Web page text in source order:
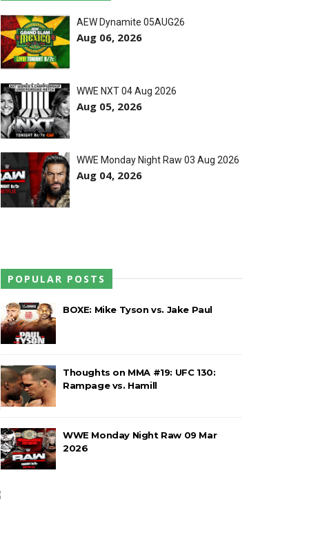
título histórico a Michael Hayes
Heavyweight Championship
Championship
Monies on a Pole Match" com ajuda
Championship em combate de
o United States Championship
Bálor para garantir oportunidade
do tronco exposto e recebe
AEW Dynamite 05AUG26
Aug 06, 2026
WWE NXT 04 Aug 2026
Aug 05, 2026
WWE Monday Night Raw 03 Aug 2026
Aug 04, 2026
POPULAR POSTS
BOXE: Mike Tyson vs. Jake Paul
Thoughts on MMA #19: UFC 130:
Rampage vs. Hamill
WWE Monday Night Raw 09 Mar
2026